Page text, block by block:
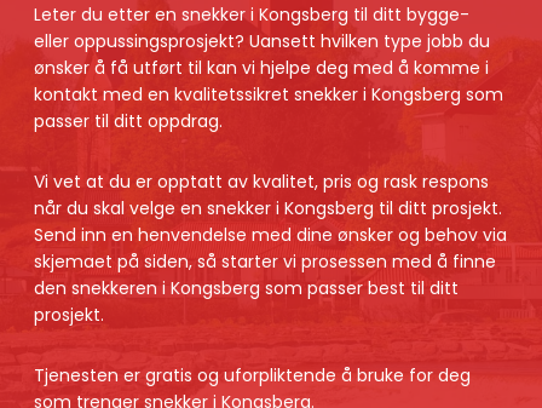
Leter du etter en snekker i Kongsberg til ditt bygge-
eller oppussingsprosjekt? Uansett hvilken type jobb du
ønsker å få utført til kan vi hjelpe deg med å komme i
kontakt med en kvalitetssikret snekker i Kongsberg som
passer til ditt oppdrag.
Vi vet at du er opptatt av kvalitet, pris og rask respons
når du skal velge en snekker i Kongsberg til ditt prosjekt.
Send inn en henvendelse med dine ønsker og behov via
skjemaet på siden, så starter vi prosessen med å finne
den snekkeren i Kongsberg som passer best til ditt
prosjekt.
Tjenesten er gratis og uforpliktende å bruke for deg
som trenger snekker i Kongsberg.